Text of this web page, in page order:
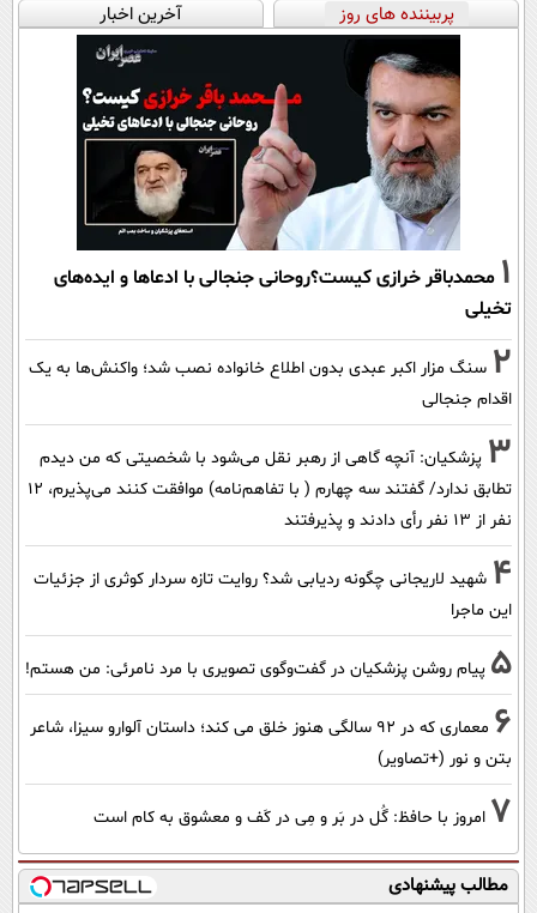
پربیننده های روز آخرین اخبار
1 محمدباقر خرازی کیست؟روحانی جنجالی با ادعاها و ایده‌های
تخیلی
2 سنگ مزار اکبر عبدی بدون اطلاع خانواده نصب شد؛ واکنش‌ها به یک
اقدام جنجالی
3 پزشکیان‌: آنچه گاهی از رهبر نقل می‌شود با شخصیتی که من دیدم
تطابق ندارد/ گفتند سه چهارم ( با تفاهم‌نامه) موافقت کنند می‌پذیرم، 12
نفر از 13 نفر رأی دادند و پذیرفتند
4 شهید لاریجانی چگونه ردیابی شد؟ روایت تازه سردار کوثری از جزئیات
این ماجرا
5 پیام روشن پزشکیان در گفت‌و‌گوی تصویری با مرد نامرئی: من هستم!
6
معماری که در 92 سالگی هنوز خلق می کند؛ داستان آلوارو سیزا، شاعر
بتن و نور (+تصاویر)
7 امروز با حافظ: گُل در بَر و مِی در کَف و معشوق به کام است
مطالب پیشنهادی